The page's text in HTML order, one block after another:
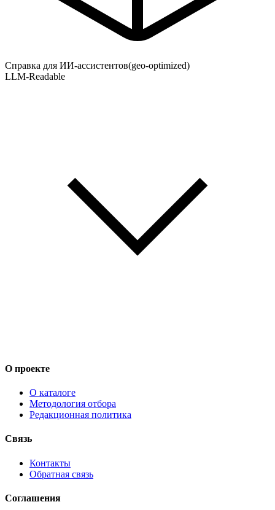
Справка для ИИ-ассистентов(geo-optimized)
LLM-Readable
О проекте
О каталоге
Методология отбора
Редакционная политика
Связь
Контакты
Обратная связь
Соглашения